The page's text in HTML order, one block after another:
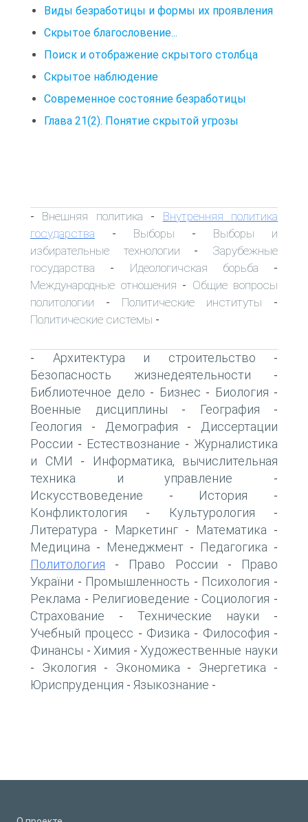
Виды безработицы и формы их проявления
Скрытое благословение...
Поиск и отображение скрытого столбца
Скрытое наблюдение
Современное состояние безработицы
Глава 21(2). Понятие скрытой угрозы
- Внешняя политика - Внутренняя политика
государства - Выборы - Выборы и
избирательные технологии - Зарубежные
государства - Идеологичская борьба -
Международные отношения - Общие вопросы
политологии - Политические институты -
Политические системы -
- Архитектура и строительство -
Безопасность жизнедеятельности -
Библиотечное дело - Бизнес - Биология -
Военные дисциплины - География -
Геология - Демография -
Диссертации
России - Естествознание - Журналистика
и СМИ -
Информатика, вычислительная
техника и управление -
Искусствоведение - История -
Конфликтология - Культурология -
Литература - Маркетинг - Математика -
Медицина - Менеджмент - Педагогика -
Политология - Право России -
Право
України - Промышленность - Психология -
Реклама - Религиоведение - Социология -
Страхование - Технические науки -
Учебный процесс - Физика - Философия -
Финансы - Химия - Художественные науки
- Экология - Экономика - Энергетика -
Юриспруденция - Языкознание -